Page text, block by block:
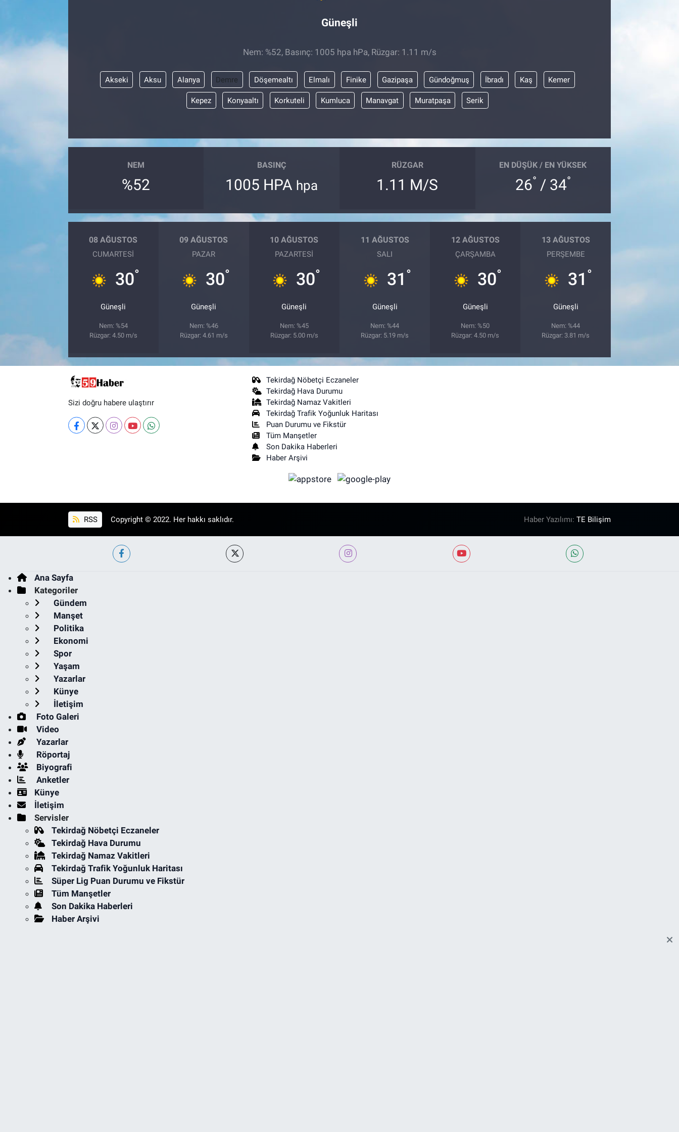
Güneşli
Nem: %52, Basınç: 1005 hpa hPa, Rüzgar: 1.11 m/s
Akseki Aksu Alanya Demre Döşemealtı Elmalı Finike Gazipaşa Gündoğmuş İbradı Kaş Kemer
Kepez Konyaaltı Korkuteli Kumluca Manavgat Muratpaşa Serik
NEM
%52
BASINÇ
1005 HPA hpa
RÜZGAR
1.11 M/S
EN DÜŞÜK / EN YÜKSEK
26° / 34°
08 AĞUSTOS
CUMARTESI
30°
Güneşli
Nem: %54
Rüzgar: 4.50 m/s
09 AĞUSTOS
PAZAR
30°
Güneşli
Nem: %46
Rüzgar: 4.61 m/s
10 AĞUSTOS
PAZARTESI
30°
Güneşli
Nem: %45
Rüzgar: 5.00 m/s
11 AĞUSTOS
SALI
31 °
Güneşli
Nem: %44
Rüzgar: 5.19 m/s
12 AĞUSTOS
ÇARŞAMBA
30°
Güneşli
Nem: %50
Rüzgar: 4.50 m/s
13 AĞUSTOS
PERŞEMBE
31 °
Güneşli
Nem: %44
Rüzgar: 3.81 m/s
Sizi doğru habere ulaştırır
Tekirdağ Nöbetçi Eczaneler
Tekirdağ Hava Durumu
Tekirdağ Namaz Vakitleri
Tekirdağ Trafik Yoğunluk Haritası
Puan Durumu ve Fikstür
Tüm Manşetler
Son Dakika Haberleri
Haber Arşivi
RSS Copyright © 2022. Her hakkı saklıdır. Haber Yazılımı:TE Bilişim
Ana Sayfa
Kategoriler
Gündem
Manşet
Politika
Ekonomi
Spor
Yaşam
Yazarlar
Künye
İletişim
Foto Galeri
Video
Yazarlar
Röportaj
Biyografi
Anketler
Künye
İletişim
Servisler
Tekirdağ Nöbetçi Eczaneler
Tekirdağ Hava Durumu
Tekirdağ Namaz Vakitleri
Tekirdağ Trafik Yoğunluk Haritası
Süper Lig Puan Durumu ve Fikstür
Tüm Manşetler
Son Dakika Haberleri
Haber Arşivi